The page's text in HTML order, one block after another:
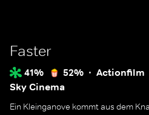
Faster
41% 52% Actionfilm
Sky Cinema
Ein Kleinganove kommt aus dem